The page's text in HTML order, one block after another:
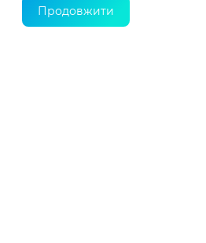
Продовжити